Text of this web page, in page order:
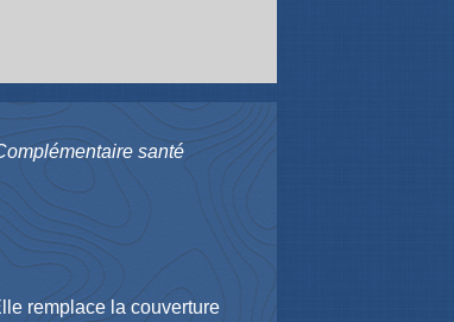
santé
remplace la couverture